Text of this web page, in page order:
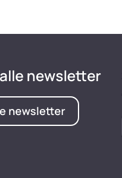
newsletter
newsletter